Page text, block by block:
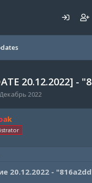
20.12.2022] -
2022
20.12.2022 -